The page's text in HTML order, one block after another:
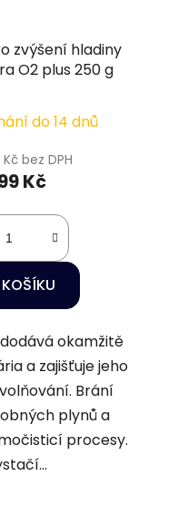
zvýšení hladiny
O2 plus 250 g
do 14 dnů
bez DPH
Kč
okamžitě
a zajišťuje jeho
Brání
plynů a
procesy.